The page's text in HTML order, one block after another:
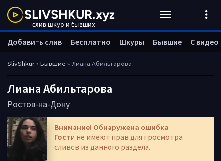
SlivShkur» Бывшие » Лиана Абильтарова
Лиана Абильтарова
Ростов-на-Дону
Внимание! Обнаружена ошибка
Гости не имеют прав для просмотра
сливов из данного раздела.
Добавить слив Бесплатно Шкуры Бывшие С видео